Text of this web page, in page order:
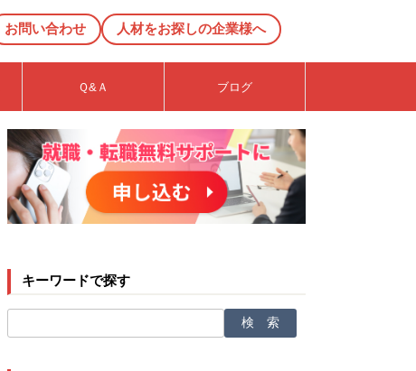
お問い合わせ 人材をお探しの企業様へ
Ｑ&Ａ ブログ
キーワードで探す